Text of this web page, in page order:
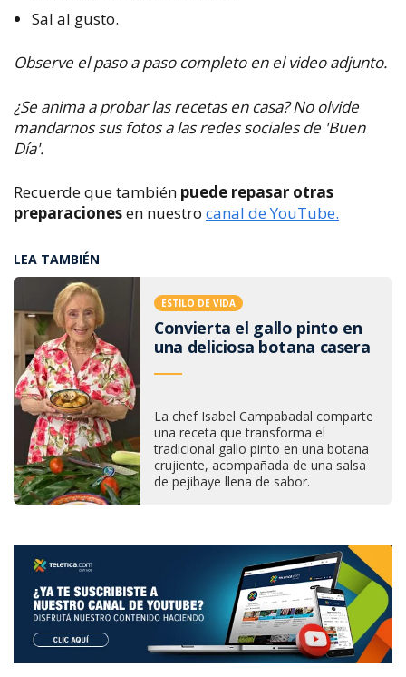
Sal al gusto.
Observe el paso a paso completo en el video adjunto.
¿Se anima a probar las recetas en casa? No olvide
mandarnos sus fotos a las redes sociales de 'Buen
Día'.
Recuerde que también puede repasar otras
preparacionesen nuestro canal de YouTube.
LEA TAMBIÉN
ESTILO DE VIDA
Convierta el gallo pinto en
una deliciosa botana casera
La chef Isabel Campabadal comparte
una receta que transforma el
tradicional gallo pinto en una botana
crujiente, acompañada de una salsa
de pejibaye llena de sabor.